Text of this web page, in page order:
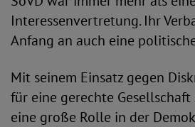
Interessenvertretung. Ihr
Anfang an auch eine
Mit seinem Einsatz gegen
für eine gerechte Gesellschaft
eine große Rolle in der